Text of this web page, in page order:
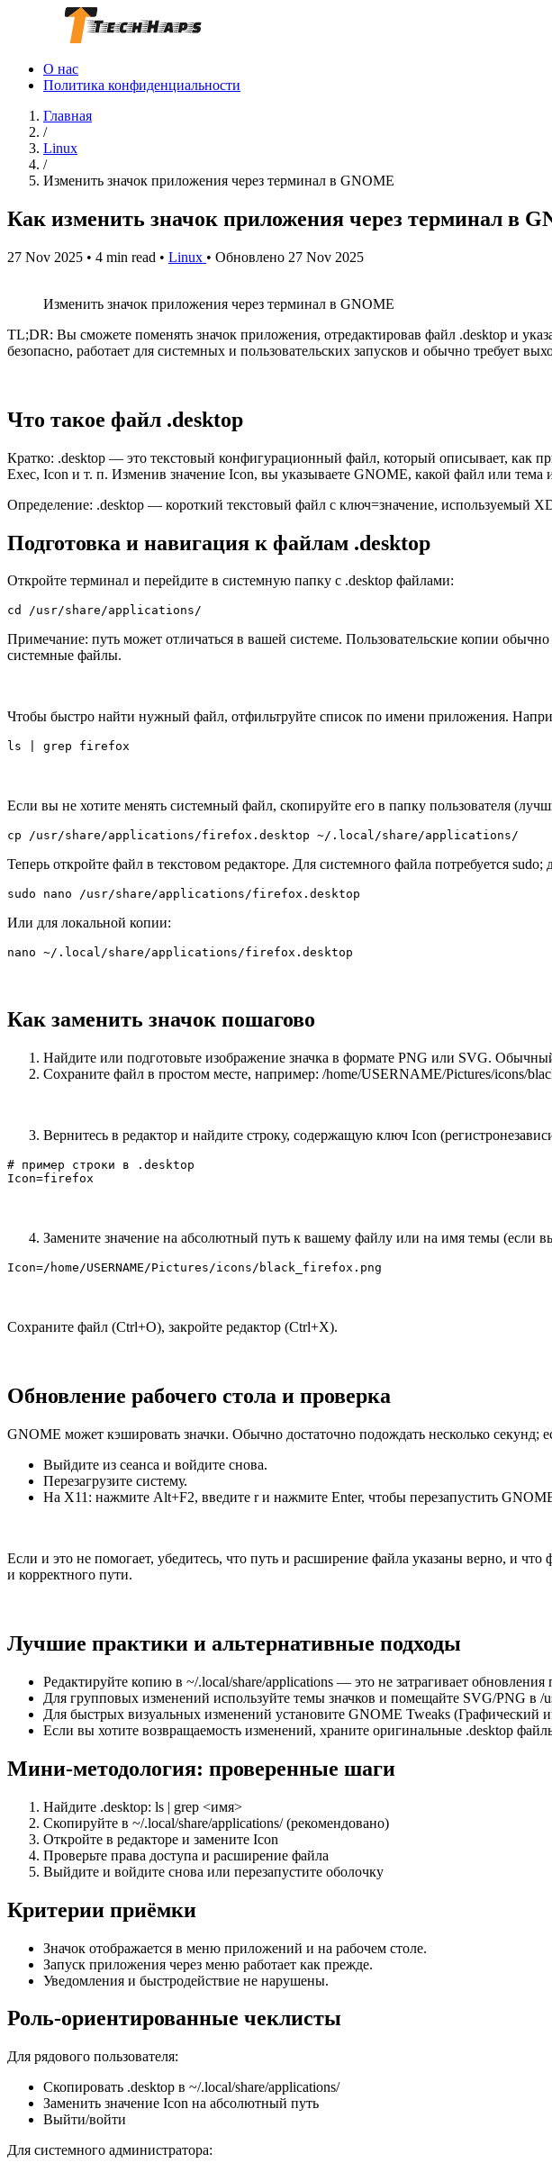
О нас
Политика конфиденциальности
Главная
/
Linux
/
Изменить значок приложения через терминал в GNOME
Как изменить значок приложения через терминал в
27 Nov 2025 • 4 min read • Linux • Обновлено 27 Nov 2025
Изменить значок приложения через терминал в GNOME
TL;DR: Вы сможете поменять значок приложения, отредактировав файл .desktop и
безопасно, работает для системных и пользовательских запусков и обычно требует
Что такое файл .desktop
Кратко: .desktop — это текстовый конфигурационный файл, который описывает, как
Exec, Icon и т. п. Изменив значение Icon, вы указываете GNOME, какой файл или тема
Определение: .desktop — короткий текстовый файл с ключ=значение, используемый
Подготовка и навигация к файлам .desktop
Откройте терминал и перейдите в системную папку с .desktop файлами:
cd /usr/share/applications/
Примечание: путь может отличаться в вашей системе. Пользовательские копии
системные файлы.
Чтобы быстро найти нужный файл, отфильтруйте список по имени приложения.
ls | grep firefox
Если вы не хотите менять системный файл, скопируйте его в папку пользователя
cp /usr/share/applications/firefox.desktop ~/.local/share/applications/
Теперь откройте файл в текстовом редакторе. Для системного файла потребуется
sudo nano /usr/share/applications/firefox.desktop
Или для локальной копии:
nano ~/.local/share/applications/firefox.desktop
Как заменить значок пошагово
Найдите или подготовьте изображение значка в формате PNG или SVG.
Сохраните файл в простом месте, например: /home/USERNAME/Pictures/icons/
Вернитесь в редактор и найдите строку, содержащую ключ Icon
# пример строки в .desktop
Icon=firefox
Замените значение на абсолютный путь к вашему файлу или на имя темы (если
Icon=/home/USERNAME/Pictures/icons/black_firefox.png
Сохраните файл (Ctrl+O), закройте редактор (Ctrl+X).
Обновление рабочего стола и проверка
GNOME может кэшировать значки. Обычно достаточно подождать несколько
Выйдите из сеанса и войдите снова.
Перезагрузите систему.
На X11: нажмите Alt+F2, введите r и нажмите Enter, чтобы перезапустить
Если и это не помогает, убедитесь, что путь и расширение файла указаны верно, и
и корректного пути.
Лучшие практики и альтернативные подходы
Редактируйте копию в ~/.local/share/applications — это не затрагивает обновления
Для групповых изменений используйте темы значков и помещайте SVG/PNG в /
Для быстрых визуальных изменений установите GNOME Tweaks (Графический
Если вы хотите возвращаемость изменений, храните оригинальные .desktop
Мини‑методология: проверенные шаги
Найдите .desktop: ls | grep <имя>
Скопируйте в ~/.local/share/applications/ (рекомендовано)
Откройте в редакторе и замените Icon
Проверьте права доступа и расширение файла
Выйдите и войдите снова или перезапустите оболочку
Критерии приёмки
Значок отображается в меню приложений и на рабочем столе.
Запуск приложения через меню работает как прежде.
Уведомления и быстродействие не нарушены.
Роль‑ориентированные чеклисты
Для рядового пользователя:
Скопировать .desktop в ~/.local/share/applications/
Заменить значение Icon на абсолютный путь
Выйти/войти
Для системного администратора: